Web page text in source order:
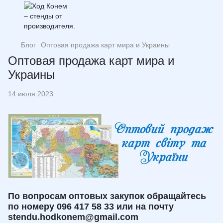
Блог Оптовая продажа карт мира и Украины
Оптовая продажа карт мира и
Украины
14 июля 2023
По вопросам оптовых закупок обращайтесь
по номеру 096 417 58 33 или на почту
stendu.hodkonem@gmail.com